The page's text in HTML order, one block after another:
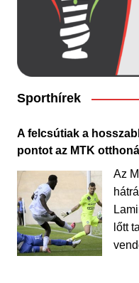
Sporthírek
A felcsútiak a
pontot az MTK
Az
lőtt